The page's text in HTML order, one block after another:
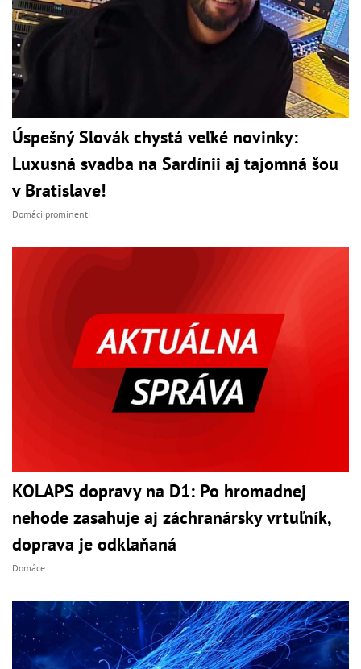
Úspešný Slovák chystá veľké novinky:
Luxusná svadba na Sardínii aj tajomná šou
v Bratislave!
Domáci prominenti
KOLAPS dopravy na D1: Po hromadnej
nehode zasahuje aj záchranársky vrtuľník,
doprava je odklaňaná
Domáce